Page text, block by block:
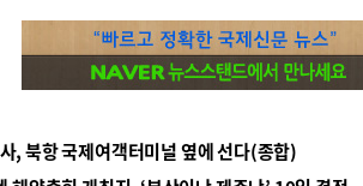
, 북항 국제여객터미널 옆에 선다(종합)